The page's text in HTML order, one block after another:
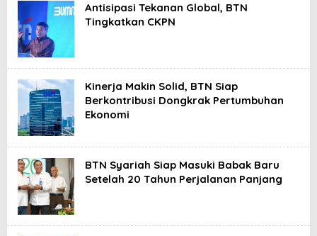
Antisipasi Tekanan Global, BTN
Tingkatkan CKPN
Kinerja Makin Solid, BTN Siap
Berkontribusi Dongkrak Pertumbuhan
Ekonomi
BTN Syariah Siap Masuki Babak Baru
Setelah 20 Tahun Perjalanan Panjang